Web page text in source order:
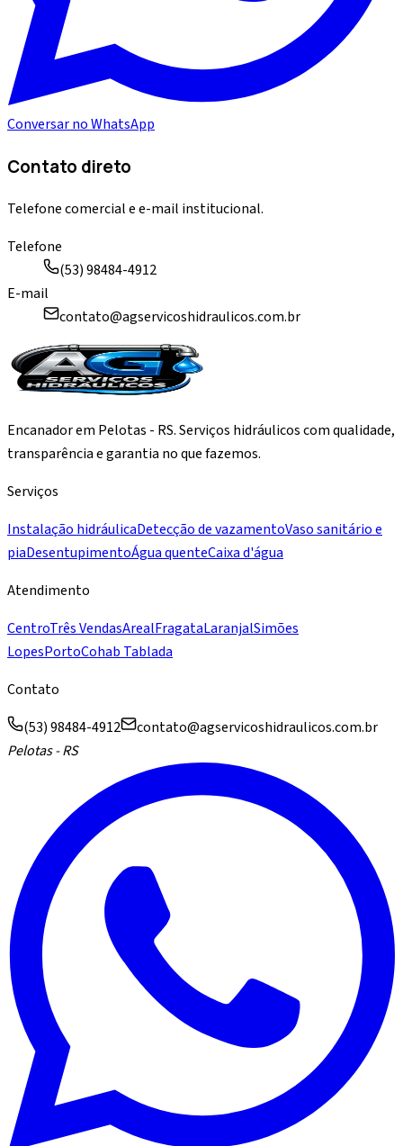
Conversar no WhatsApp
Contato direto
Telefone comercial e e-mail institucional.
Telefone
(53) 98484-4912
E-mail
contato@agservicoshidraulicos.com.br
Encanador em Pelotas - RS. Serviços hidráulicos com qualidade,
transparência e garantia no que fazemos.
Serviços
Instalação hidráulicaDetecção de vazamentoVaso sanitário e
piaDesentupimentoÁgua quenteCaixa d'água
Atendimento
CentroTrês VendasArealFragataLaranjalSimões
LopesPortoCohab Tablada
Contato
(53) 98484-4912
contato@agservicoshidraulicos.com.br
Pelotas - RS